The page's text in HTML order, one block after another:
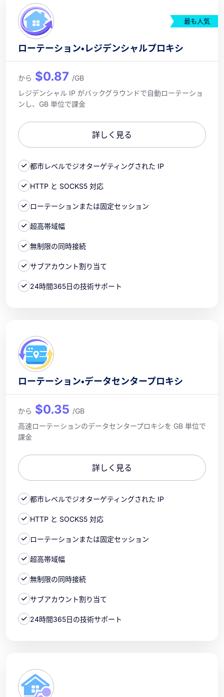
最も人気
ローテーション・レジデンシャルプロキシ
から $0.87 /GB
レジデンシャル IP がバックグラウンドで自動ローテーショ
ンし、GB 単位で課金
詳しく見る
都市レベルでジオターゲティングされた IP
HTTP と SOCKS5 対応
ローテーションまたは固定セッション
超高帯域幅
無制限の同時接続
サブアカウント割り当て
24時間365日の技術サポート
ローテーション・データセンタープロキシ
から $0.35 /GB
高速ローテーションのデータセンタープロキシを GB 単位で
課金
詳しく見る
都市レベルでジオターゲティングされた IP
HTTP と SOCKS5 対応
ローテーションまたは固定セッション
超高帯域幅
無制限の同時接続
サブアカウント割り当て
24時間365日の技術サポート